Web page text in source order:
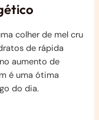
colher de mel cru
de rápida
aumento de
é uma ótima
do dia.